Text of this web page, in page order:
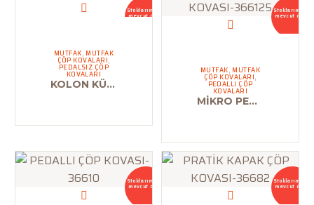
Stoklarımızda
mevcut değil
MUTFAK, MUTFAK
ÇÖP KOVALARI,
PEDALSIZ ÇÖP
KOVALARI
KOLON KÜLLÜK-36688
Stoklarımızda
mevcut değil
MUTFAK, MUTFAK
ÇÖP KOVALARI,
PEDALLI ÇÖP
KOVALARI
MİKRO PEDALLI ÇÖP KOVASI-366125
Stoklarımızda
mevcut değil
Stoklarımızda
mevcut değil